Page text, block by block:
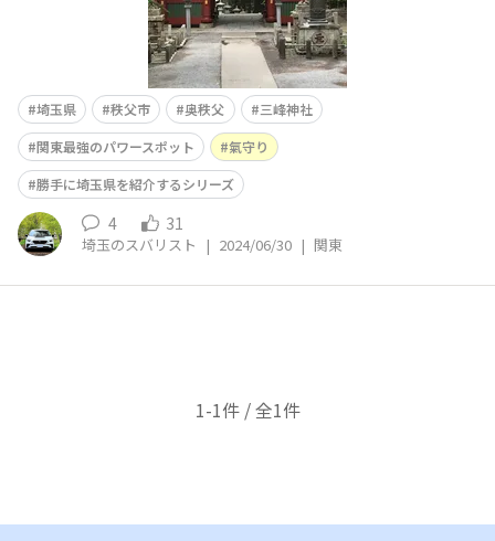
埼玉県 秩父市 奥秩父
三峰神社
関東最強のパワースポット
氣守り
勝手に埼玉県を紹介するシリーズ
4 31
埼玉のスバリスト | 2024/06/30 | 関東
1-1件 / 全1件